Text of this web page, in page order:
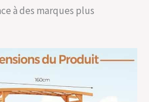
de 330 kg est
l'endroit idéal pour
souvenirs
dossier
ergonomique avec
à des marques plus